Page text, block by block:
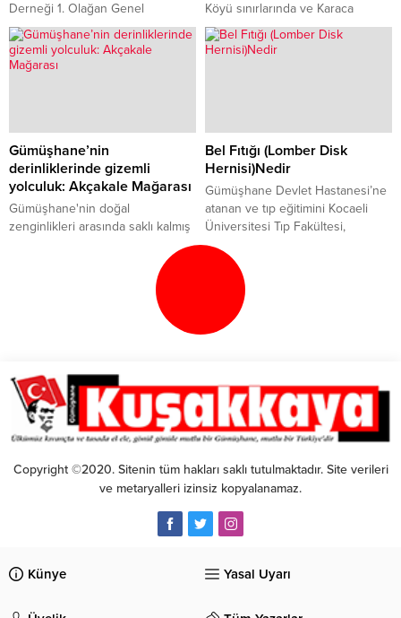
Derneği 1. Olağan Genel
Kurulu'nda başkanlığa Mustafa
Demirci seçildi. Tek listeyle
gidilen ve yoğun katılımın olduğu
vurgulandı.
Köyü sınırlarında ve Karaca
Mağarası kavşağındaki 34
dönümlük hazine arazinde uzun
Gümüşhane’nin
derinliklerinde gizemli
yolculuk: Akçakale Mağarası
Gümüşhane'nin doğal
zenginlikleri arasında saklı kalmış
büyük mağaralarından birisi olan
Akçakale Mağarası, damlataşı
oluşumları, gölleri ve şelaleleriyle
keşfedilmeyi bekleyen gizemli bir
Bel Fıtığı (Lomber Disk
Hernisi)Nedir
Gümüşhane Devlet Hastanesi’ne
atanan ve tıp eğitimini Kocaeli
Üniversitesi Tıp Fakültesi,
uzmanlık eğitimini Sağlık Bilimleri
Üniversitesi Dışkapı Yıldırım
Beyazıt Eğitim ve Araştırma
Hastanesi’nde tamamlayan beyin
ve sinir hastalıkları cerrahisi
uzmanı Op Dr. Gülce Gel çok sık
bilgilendirmede bulundu.
“Omurga: omur dediğimiz...
Copyright ©2020. Sitenin tüm hakları saklı tutulmaktadır. Site verileri
ve metaryalleri izinsiz kopyalanamaz.
Künye Yasal Uyarı